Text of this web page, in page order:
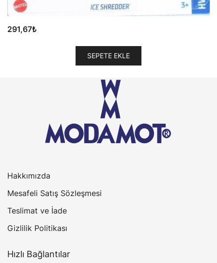
291,67₺
SEPETE EKLE
Hakkımızda
Mesafeli Satış Sözleşmesi
Teslimat ve İade
Gizlilik Politikası
Hızlı Bağlantılar